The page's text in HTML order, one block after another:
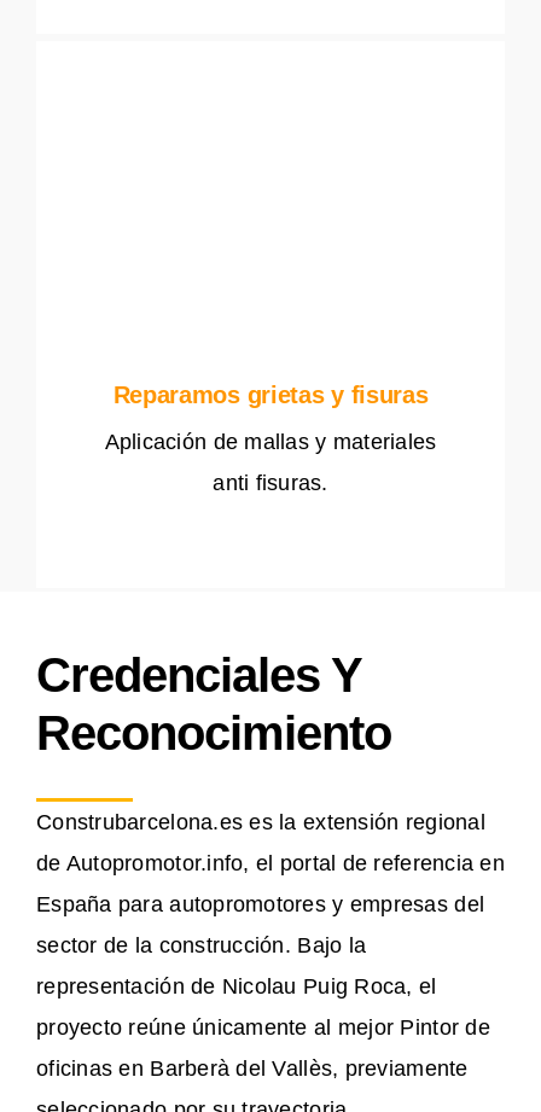
Reparamos grietas y fisuras
Aplicación de mallas y materiales
anti fisuras.
Credenciales Y
Reconocimiento
Construbarcelona.es es la extensión regional
de Autopromotor.info, el portal de referencia en
España para autopromotores y empresas del
sector de la construcción. Bajo la
representación de Nicolau Puig Roca, el
proyecto reúne únicamente al mejor Pintor de
oficinas en Barberà del Vallès, previamente